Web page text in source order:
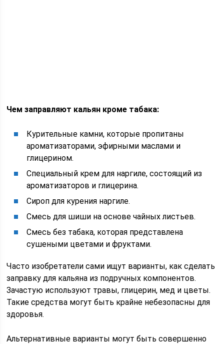
Чем заправляют кальян кроме табака:
Курительные камни, которые пропитаны
ароматизаторами, эфирными маслами и
глицерином.
Специальный крем для наргиле, состоящий из
ароматизаторов и глицерина.
Сироп для курения наргиле.
Смесь для шиши на основе чайных листьев.
Смесь без табака, которая представлена
сушеными цветами и фруктами.
Часто изобретатели сами ищут варианты, как сделать
заправку для кальяна из подручных компонентов.
Зачастую используют травы, глицерин, мед и цветы.
Такие средства могут быть крайне небезопасны для
здоровья.
Альтернативные варианты могут быть совершенно